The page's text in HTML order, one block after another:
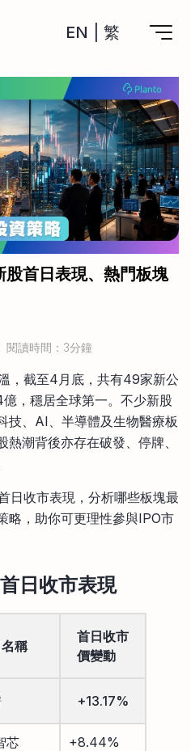
EN 繁
金戶口
優惠
口
口
口
卡
首日表現、熱門板塊
閱讀時間：3分鐘
，截至4月底，共有49家新公
，穩居全球第一。不少新股
技、AI、半導體及生物醫療板
潮背後亦存在破發、停牌、
日收市表現，分析哪些板塊最
略，助你可更理性參與IPO市
日收市表現
稱
首日收市
價變動
+13.17%
芯 +8.44%